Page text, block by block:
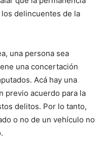
delincuentes de la
una persona sea
una concertación
Acá hay una
previo acuerdo para la
delitos. Por lo tanto,
o no de un vehículo no